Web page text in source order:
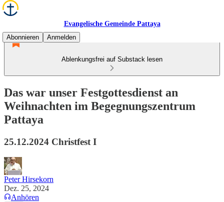
Evangelische Gemeinde Pattaya
Abonnieren
Anmelden
Ablenkungsfrei auf Substack lesen
Das war unser Festgottesdienst an
Weihnachten im Begegnungszentrum
Pattaya
25.12.2024 Christfest I
Peter Hirsekorn
Dez. 25, 2024
Anhören